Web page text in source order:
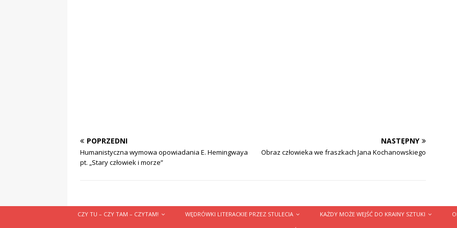
POPRZEDNI
Humanistyczna wymowa opowiadania E. Hemingwaya
pt. „Stary człowiek i morze”
NASTĘPNY
Obraz człowieka we fraszkach Jana Kochanowskiego
CZY TU – CZY TAM – CZYTAM! WĘDRÓWKI LITERACKIE PRZEZ STULECIA KAŻDY MOŻE WEJŚĆ DO KRAINY SZTUKI